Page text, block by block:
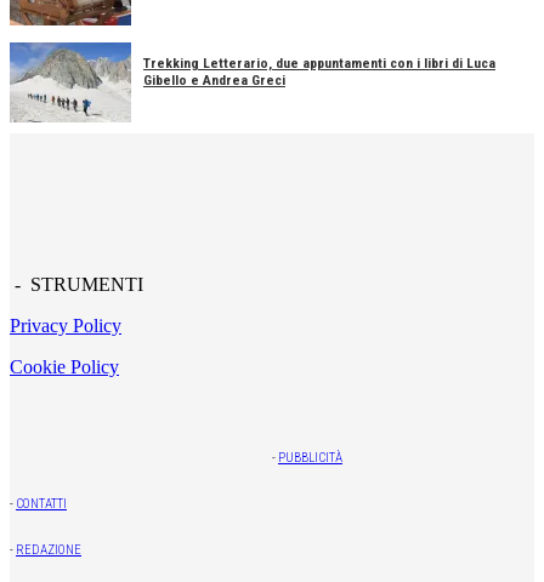
Trekking Letterario, due appuntamenti con i libri di Luca
Gibello e Andrea Greci
- STRUMENTI
Privacy Policy
Cookie Policy
- PUBBLICITÀ
- CONTATTI
- REDAZIONE